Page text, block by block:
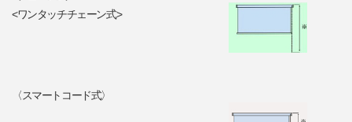
<ワンタッチチェーン式>
〈スマートコード式〉